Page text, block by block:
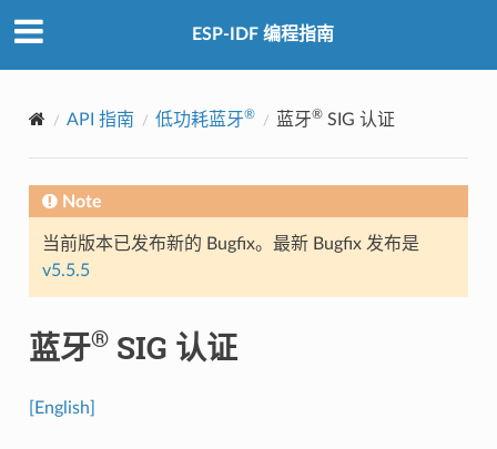
ESP-IDF 编程指南
API 指南 低功耗蓝牙® 蓝牙®SIG 认证
Note
当前版本已发布新的 Bugfix。最新 Bugfix 发布是
v5.5.5
蓝牙®SIG 认证
[English]